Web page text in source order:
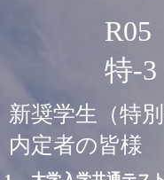
R05
特-3
新奨学生 （特
内定者の皆様